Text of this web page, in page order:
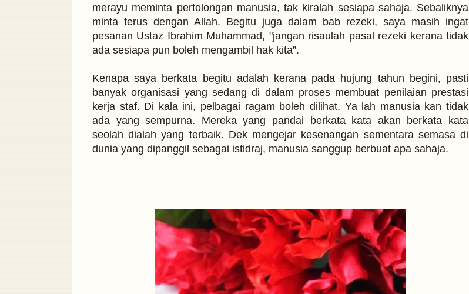
merayu meminta pertolongan manusia, tak kiralah sesiapa sahaja. Sebaliknya
minta terus dengan Allah. Begitu juga dalam bab rezeki, saya masih ingat
pesanan Ustaz Ibrahim Muhammad, "jangan risaulah pasal rezeki kerana tidak
ada sesiapa pun boleh mengambil hak kita”.
Kenapa saya berkata begitu adalah kerana pada hujung tahun begini, pasti
banyak organisasi yang sedang di dalam proses membuat penilaian prestasi
kerja staf. Di kala ini, pelbagai ragam boleh dilihat. Ya lah manusia kan tidak
ada yang sempurna. Mereka yang pandai berkata kata akan berkata kata
seolah dialah yang terbaik. Dek mengejar kesenangan sementara semasa di
dunia yang dipanggil sebagai istidraj, manusia sanggup berbuat apa sahaja.